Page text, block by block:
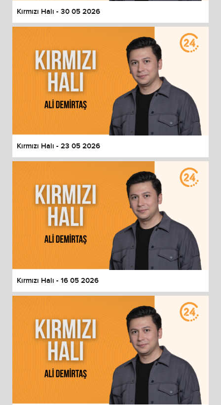
Kırmızı Halı - 30 05 2026
Kırmızı Halı - 23 05 2026
Kırmızı Halı - 16 05 2026